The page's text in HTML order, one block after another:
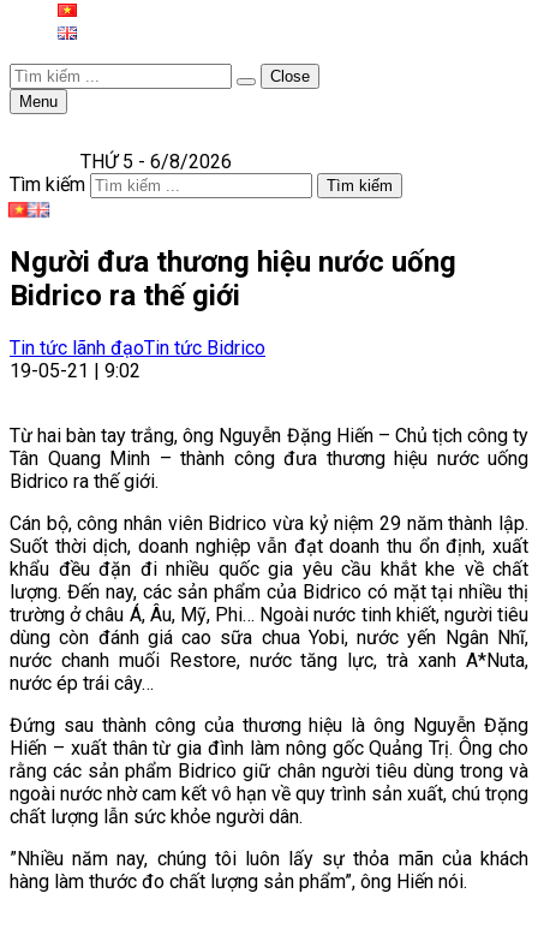
Close
Menu
THỨ 5 - 6/8/2026
Tìm kiếm
Tìm kiếm
Người đưa thương hiệu nước uống
Bidrico ra thế giới
Tin tức lãnh đạoTin tức Bidrico
19-05-21 | 9:02
Từ hai bàn tay trắng, ông Nguyễn Đặng Hiến – Chủ tịch công ty
Tân Quang Minh – thành công đưa thương hiệu nước uống
Bidrico ra thế giới.
Cán bộ, công nhân viên Bidrico vừa kỷ niệm 29 năm thành lập.
Suốt thời dịch, doanh nghiệp vẫn đạt doanh thu ổn định, xuất
khẩu đều đặn đi nhiều quốc gia yêu cầu khắt khe về chất
lượng. Đến nay, các sản phẩm của Bidrico có mặt tại nhiều thị
trường ở châu Á, Âu, Mỹ, Phi… Ngoài nước tinh khiết, người tiêu
dùng còn đánh giá cao sữa chua Yobi, nước yến Ngân Nhĩ,
nước chanh muối Restore, nước tăng lực, trà xanh A*Nuta,
nước ép trái cây…
Đứng sau thành công của thương hiệu là ông Nguyễn Đặng
Hiến – xuất thân từ gia đình làm nông gốc Quảng Trị. Ông cho
rằng các sản phẩm Bidrico giữ chân người tiêu dùng trong và
ngoài nước nhờ cam kết vô hạn về quy trình sản xuất, chú trọng
chất lượng lẫn sức khỏe người dân.
”Nhiều năm nay, chúng tôi luôn lấy sự thỏa mãn của khách
hàng làm thước đo chất lượng sản phẩm”, ông Hiến nói.